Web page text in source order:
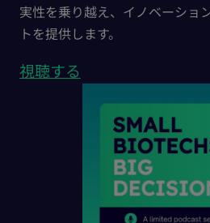
実性を乗り越え、イノベーショ
トを提供します。
視聴する